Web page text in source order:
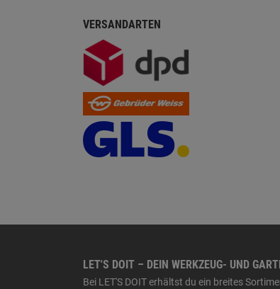
VERSANDARTEN
LET'S DOIT – DEIN WERKZEUG- UND
Bei LET'S DOIT erhältst du ein breites